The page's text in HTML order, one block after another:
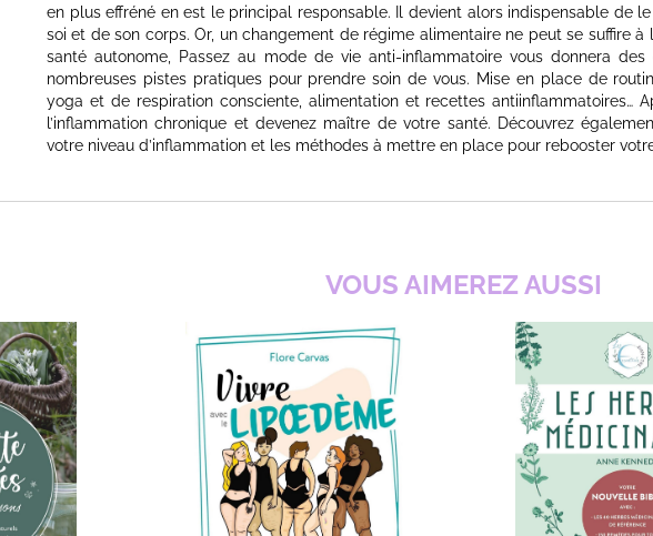
en plus effréné en est le principal responsable. Il devient alors indispensable de
soi et de son corps. Or, un changement de régime alimentaire ne peut se suffire
santé autonome, Passez au mode de vie anti-inflammatoire vous donnera
nombreuses pistes pratiques pour prendre soin de vous. Mise en place de
yoga et de respiration consciente, alimentation et recettes anti­inflammatoires…
l’inflammation chronique et devenez maître de votre santé. Découvrez
votre niveau d’inflammation et les méthodes à mettre en place pour rebooster
VOUS AIMEREZ AUSSI